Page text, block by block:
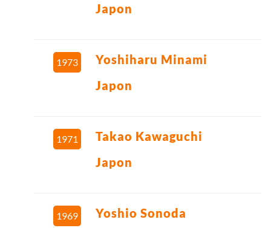
Japon
1973
Yoshiharu Minami
Japon
1971
Takao Kawaguchi
Japon
1969
Yoshio Sonoda